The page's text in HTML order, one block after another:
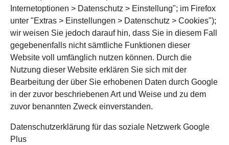
Internetoptionen > Datenschutz > Einstellung"; im Firefox
unter "Extras > Einstellungen > Datenschutz > Cookies");
wir weisen Sie jedoch darauf hin, dass Sie in diesem Fall
gegebenenfalls nicht sämtliche Funktionen dieser
Website voll umfänglich nutzen können. Durch die
Nutzung dieser Website erklären Sie sich mit der
Bearbeitung der über Sie erhobenen Daten durch Google
in der zuvor beschriebenen Art und Weise und zu dem
zuvor benannten Zweck einverstanden.
Datenschutzerklärung für das soziale Netzwerk Google
Plus